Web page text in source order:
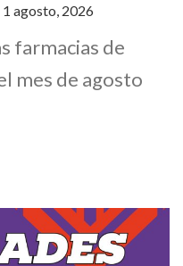
1 agosto, 2026
farmacias de
mes de agosto